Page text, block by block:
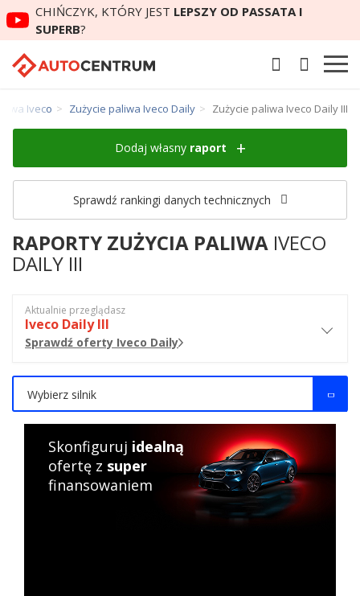
CHIŃCZYK, KTÓRY JEST LEPSZY OD PASSATA I
SUPERB?
Iveco Zużycie paliwa Iveco Daily Zużycie paliwa Iveco Daily III
Dodaj własny raport
Sprawdź rankingi danych technicznych
RAPORTY ZUŻYCIA PALIWA IVECO
DAILY III
Aktualnie przeglądasz
Iveco Daily III
Sprawdź oferty Iveco Daily
Wybierz silnik
Skonfiguruj idealną
ofertę z super
finansowaniem